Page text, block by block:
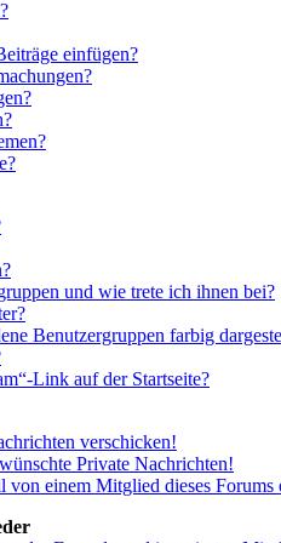
einfügen?
und wie trete ich ihnen bei?
Benutzergruppen farbig
Link auf der Startseite?
verschicken!
Private Nachrichten!
von einem Mitglied dieses Forums